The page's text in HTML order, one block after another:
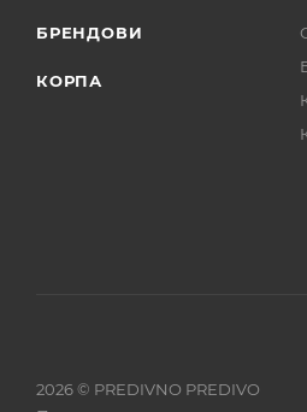
БРЕНДОВИ
КОРПА
2026 © PREDIVNO PREDIVO